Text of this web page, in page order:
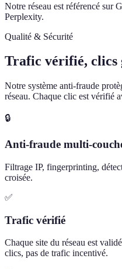
Notre réseau est référencé sur
Perplexity.
Qualité & Sécurité
Trafic vérifié, clics
Notre système anti-fraude
réseau. Chaque clic est vérifié
🔒
Anti-fraude multi-
Filtrage IP, fingerprinting,
croisée.
✅
Trafic vérifié
Chaque site du réseau est
clics, pas de trafic incentivé.